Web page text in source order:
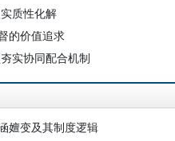
质性化解
的价值追求
实协同配合机制
嬗变及其制度逻辑